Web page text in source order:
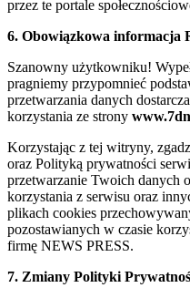
przez te portale
6. Obowiązkowa informacja
Szanowny użytkowniku!
pragniemy przypomnieć
przetwarzania danych
korzystania ze strony
Korzystając z tej witryny,
oraz Polityką prywatności
przetwarzanie Twoich danych
korzystania z serwisu oraz
plikach cookies
pozostawianych w czasie
firmę NEWS PRESS.
7. Zmiany Polityki